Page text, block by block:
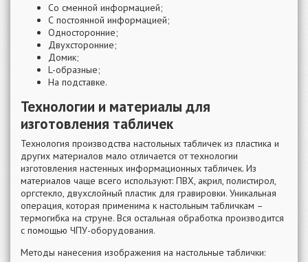
Со сменной информацией;
С постоянной информацией;
Односторонние;
Двухсторонние;
Домик;
L-образные;
На подставке.
Технологии и материалы для
изготовления табличек
Технология производства настольных табличек из пластика и
других материалов мало отличается от технологии
изготовления настенных информационных табличек. Из
материалов чаще всего используют: ПВХ, акрил, полистирол,
оргстекло, двухслойный пластик для гравировки. Уникальная
операция, которая применима к настольным табличкам –
термогибка на струне. Вся остальная обработка производится
с помощью ЧПУ-оборудования.
Методы нанесения изображения на настольные таблички: